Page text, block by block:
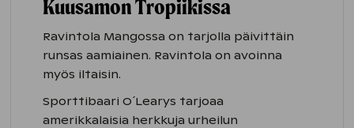
Kuusamon Tropiikissa
Ravintola Mangossa on tarjolla päivittäin
runsas aamiainen. Ravintola on avoinna
myös iltaisin.
Sporttibaari O´Learys tarjoaa
amerikkalaisia herkkuja urheilun